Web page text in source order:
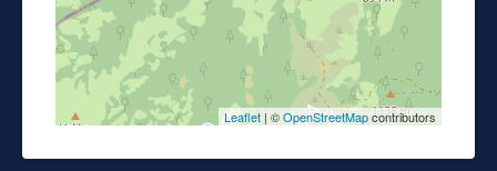
Leaflet | ©OpenStreetMapcontributors